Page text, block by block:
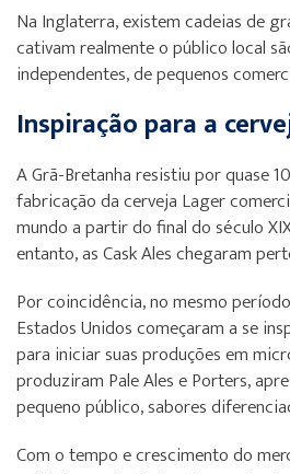
Na Inglaterra, existem cadeias de
cativam realmente o público local
independentes, de pequenos
Inspiração para a
A Grã-Bretanha resistiu por quase
fabricação da cerveja Lager
mundo a partir do final do século
entanto, as Cask Ales chegaram
Por coincidência, no mesmo
Estados Unidos começaram a se
para iniciar suas produções em
produziram Pale Ales e Porters,
pequeno público, sabores
Com o tempo e crescimento do